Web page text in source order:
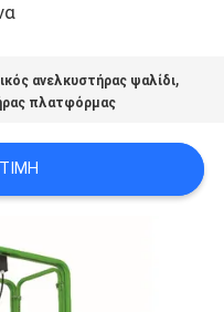
ανελκυστήρας ψαλίδι,
πλατφόρμας